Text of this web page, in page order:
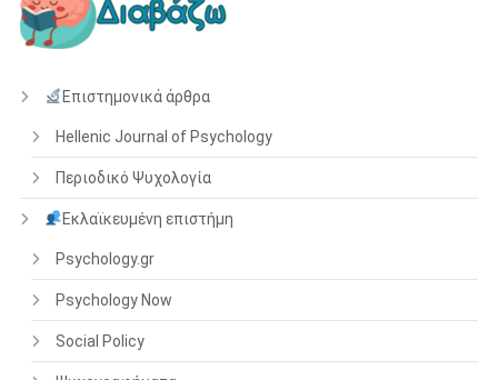
Επιστημονικά άρθρα
Hellenic Journal of Psychology
Περιοδικό Ψυχολογία
Εκλαϊκευμένη επιστήμη
Psychology.gr
Psychology Now
Social Policy